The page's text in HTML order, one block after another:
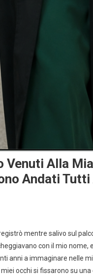
Venuti Alla
Andati
mentre salivo sul
con il mio
anni a immaginare nelle
occhi si fissarono su